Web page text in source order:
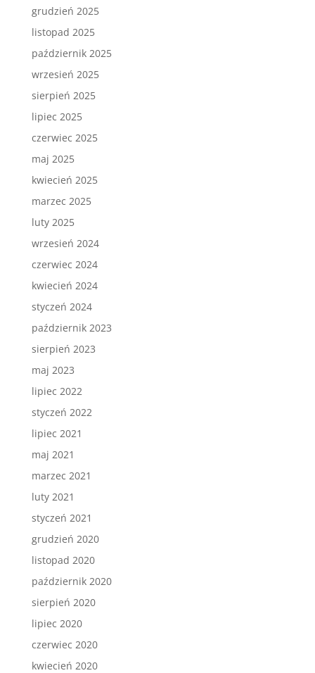
grudzień 2025
listopad 2025
październik 2025
wrzesień 2025
sierpień 2025
lipiec 2025
czerwiec 2025
maj 2025
kwiecień 2025
marzec 2025
luty 2025
wrzesień 2024
czerwiec 2024
kwiecień 2024
styczeń 2024
październik 2023
sierpień 2023
maj 2023
lipiec 2022
styczeń 2022
lipiec 2021
maj 2021
marzec 2021
luty 2021
styczeń 2021
grudzień 2020
listopad 2020
październik 2020
sierpień 2020
lipiec 2020
czerwiec 2020
kwiecień 2020